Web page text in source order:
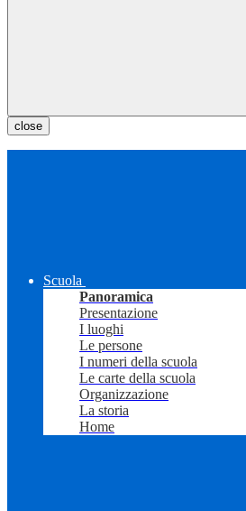
close
Scuola
Panoramica
Presentazione
I luoghi
Le persone
I numeri della scuola
Le carte della scuola
Organizzazione
La storia
Home